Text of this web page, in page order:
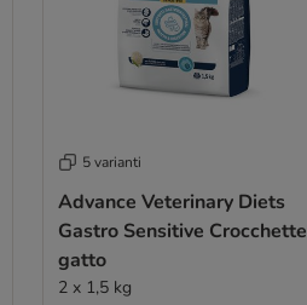
5 varianti
Advance Veterinary Diets
Gastro Sensitive Crocchette
gatto
2 x 1,5 kg